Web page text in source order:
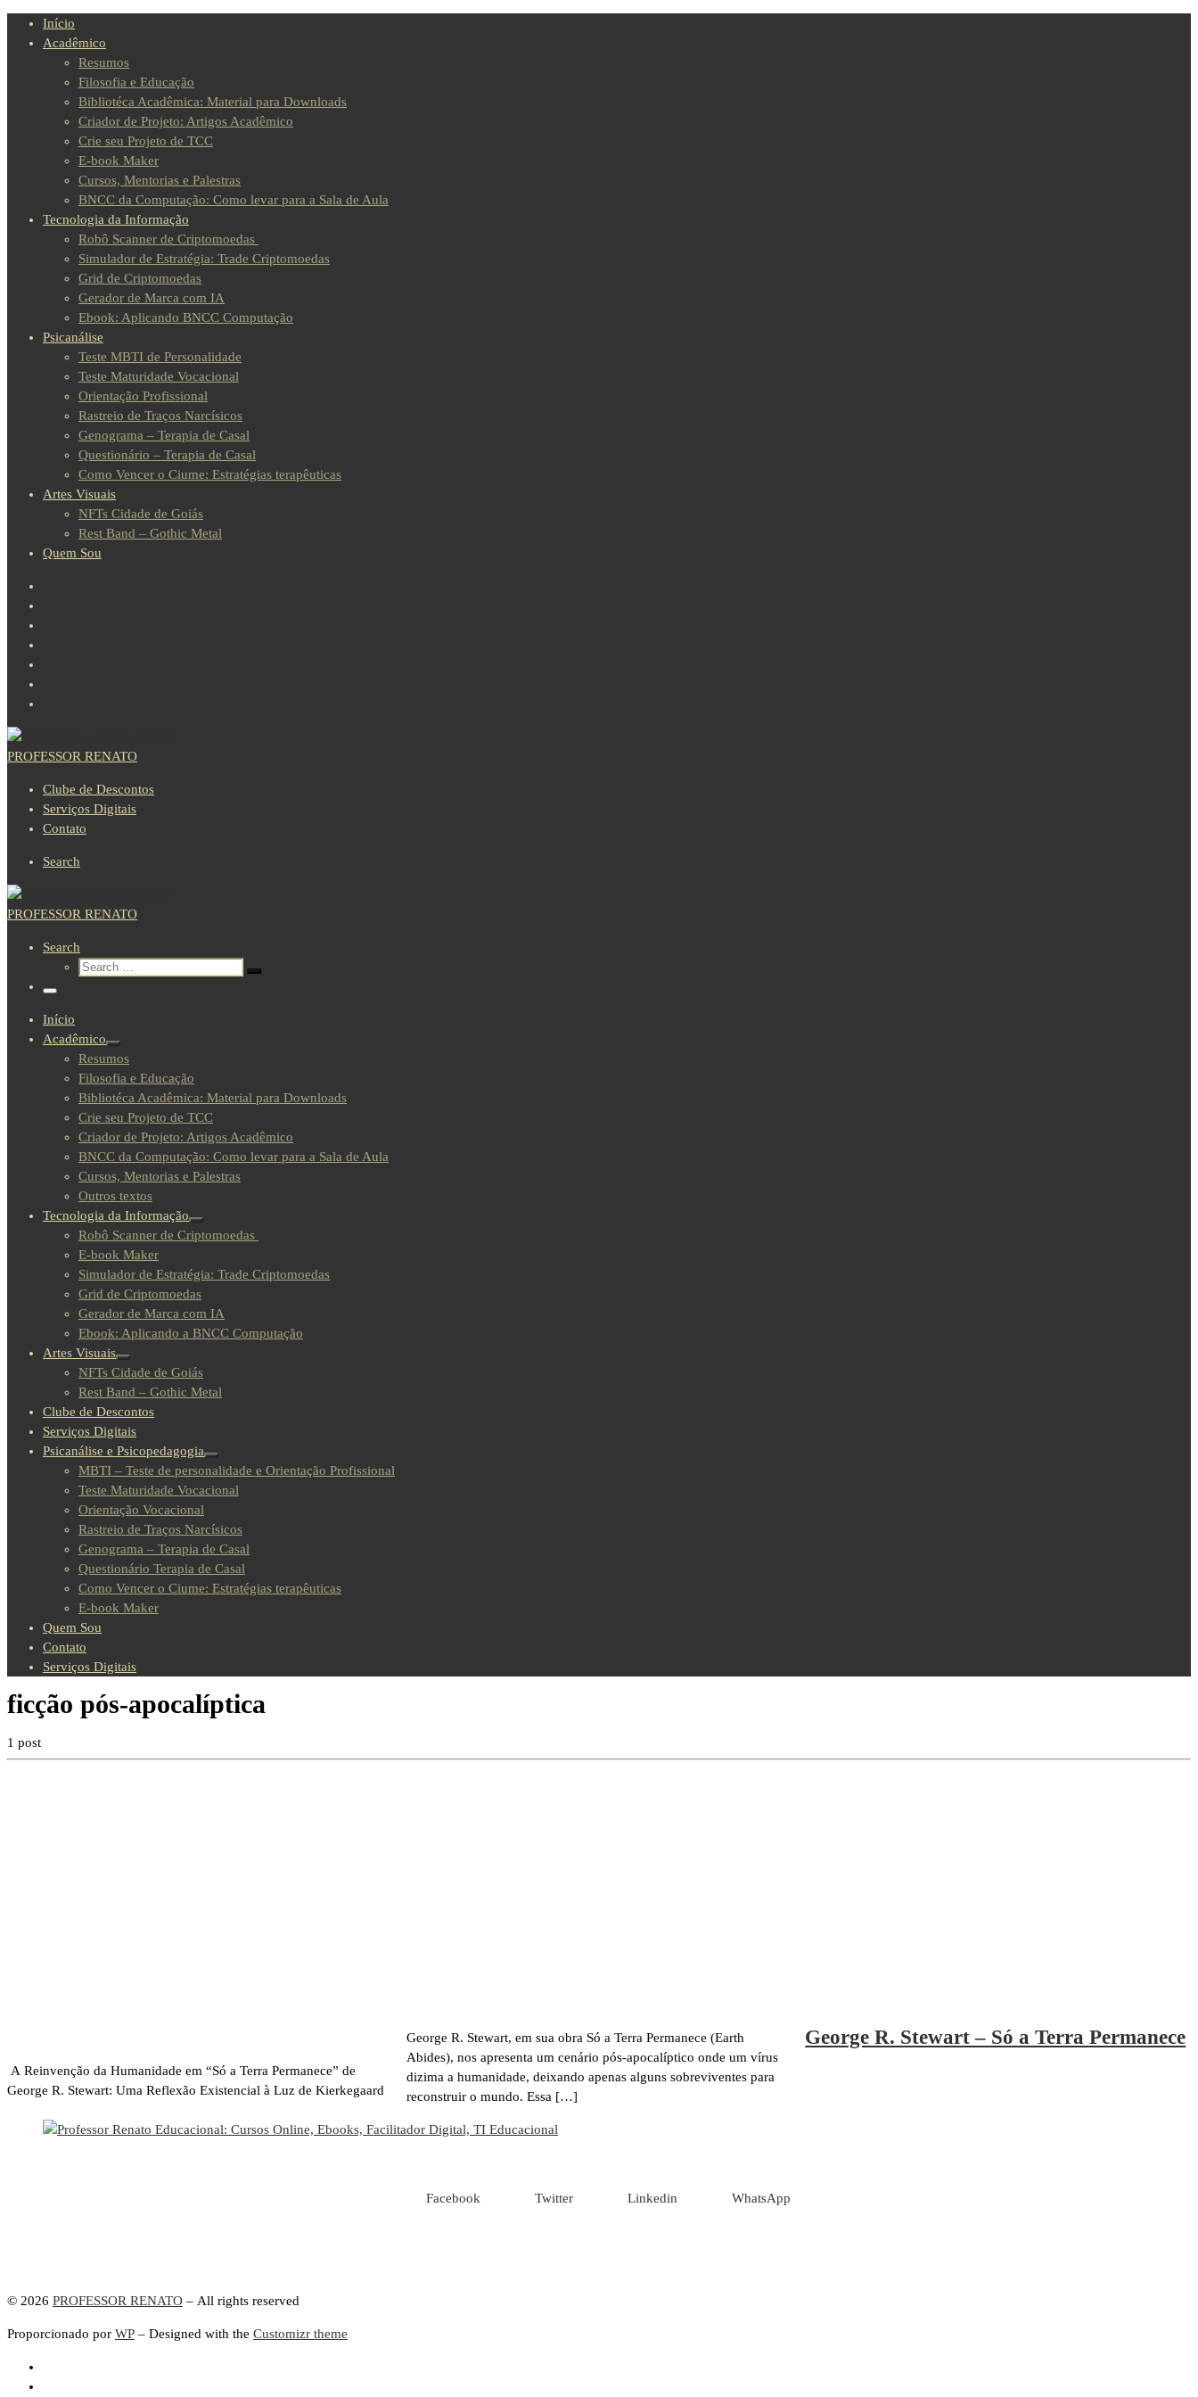
Início
Acadêmico
Resumos
Filosofia e Educação
Bibliotéca Acadêmica: Material para Downloads
Criador de Projeto: Artigos Acadêmico
Crie seu Projeto de TCC
E-book Maker
Cursos, Mentorias e Palestras
BNCC da Computação: Como levar para a Sala de Aula
Tecnologia da Informação
Robô Scanner de Criptomoedas
Simulador de Estratégia: Trade Criptomoedas
Grid de Criptomoedas
Gerador de Marca com IA
Ebook: Aplicando BNCC Computação
Psicanálise
Teste MBTI de Personalidade
Teste Maturidade Vocacional
Orientação Profissional
Rastreio de Traços Narcísicos
Genograma – Terapia de Casal
Questionário – Terapia de Casal
Como Vencer o Ciume: Estratégias terapêuticas
Artes Visuais
NFTs Cidade de Goiás
Rest Band – Gothic Metal
Quem Sou
PROFESSOR RENATO
Clube de Descontos
Serviços Digitais
Contato
Search
PROFESSOR RENATO
Search
Início
Acadêmico
Resumos
Filosofia e Educação
Bibliotéca Acadêmica: Material para Downloads
Crie seu Projeto de TCC
Criador de Projeto: Artigos Acadêmico
BNCC da Computação: Como levar para a Sala de Aula
Cursos, Mentorias e Palestras
Outros textos
Tecnologia da Informação
Robô Scanner de Criptomoedas
E-book Maker
Simulador de Estratégia: Trade Criptomoedas
Grid de Criptomoedas
Gerador de Marca com IA
Ebook: Aplicando a BNCC Computação
Artes Visuais
NFTs Cidade de Goiás
Rest Band – Gothic Metal
Clube de Descontos
Serviços Digitais
Psicanálise e Psicopedagogia
MBTI – Teste de personalidade e Orientação Profissional
Teste Maturidade Vocacional
Orientação Vocacional
Rastreio de Traços Narcísicos
Genograma – Terapia de Casal
Questionário Terapia de Casal
Como Vencer o Ciume: Estratégias terapêuticas
E-book Maker
Quem Sou
Contato
Serviços Digitais
ficção pós-apocalíptica
1 post
A Reinvenção da Humanidade em “Só a Terra Permanece” de
George R. Stewart: Uma Reflexão Existencial à Luz de Kierkegaard
George R. Stewart, em sua obra Só a Terra Permanece (Earth
Abides), nos apresenta um cenário pós-apocalíptico onde um vírus
dizima a humanidade, deixando apenas alguns sobreviventes para
reconstruir o mundo. Essa […]
George R. Stewart – Só a Terra Permanece
Facebook Twitter Linkedin WhatsApp
© 2026 PROFESSOR RENATO – All rights reserved
Proporcionado por WP – Designed with the Customizr theme